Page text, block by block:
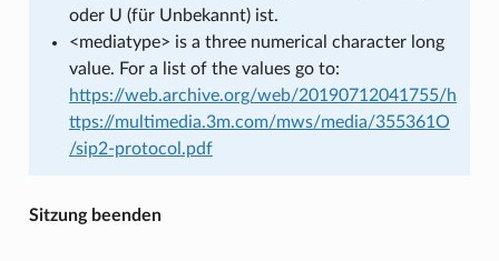
oder U (für Unbekannt) ist.
<mediatype> is a three numerical character long
value. For a list of the values go to:
https://web.archive.org/web/20190712041755/h
ttps://multimedia.3m.com/mws/media/355361O
/sip2-protocol.pdf
Sitzung beenden